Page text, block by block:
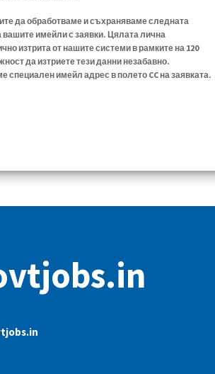
да обработваме и съхраняваме следната
имейли с заявки. Цялата лична
изтрита от нашите системи в рамките на 120
да изтриете тези данни незабавно.
имейл адрес в полето CC на заявката.